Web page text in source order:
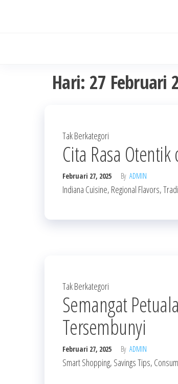
Hari: 27 Februari
Tak Berkategori
Cita Rasa
Februari 27, 2025 By ADMIN
Indiana Cuisine, Regional Flavors,
Tak Berkategori
Semangat
Tersembunyi
Februari 27, 2025 By ADMIN
Smart Shopping, Savings Tips,